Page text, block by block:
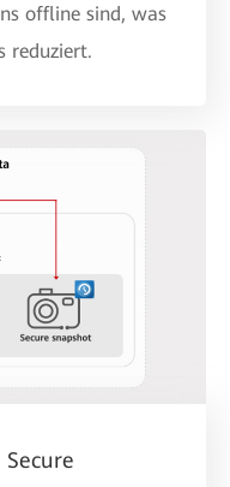
offline sind, was
reduziert.